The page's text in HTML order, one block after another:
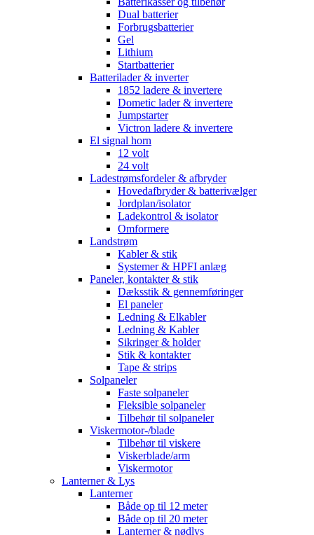
Dual batterier
Forbrugsbatterier
Gel
Lithium
Startbatterier
Batterilader & inverter
1852 ladere & invertere
Dometic lader & invertere
Jumpstarter
Victron ladere & invertere
El signal horn
12 volt
24 volt
Ladestrømsfordeler & afbryder
Hovedafbryder & batterivælger
Jordplan/isolator
Ladekontrol & isolator
Omformere
Landstrøm
Kabler & stik
Systemer & HPFI anlæg
Paneler, kontakter & stik
Dæksstik & gennemføringer
El paneler
Ledning & Elkabler
Ledning & Kabler
Sikringer & holder
Stik & kontakter
Tape & strips
Solpaneler
Faste solpaneler
Fleksible solpaneler
Tilbehør til solpaneler
Viskermotor-/blade
Tilbehør til viskere
Viskerblade/arm
Viskermotor
Lanterner & Lys
Lanterner
Både op til 12 meter
Både op til 20 meter
Lanterner & nødlys